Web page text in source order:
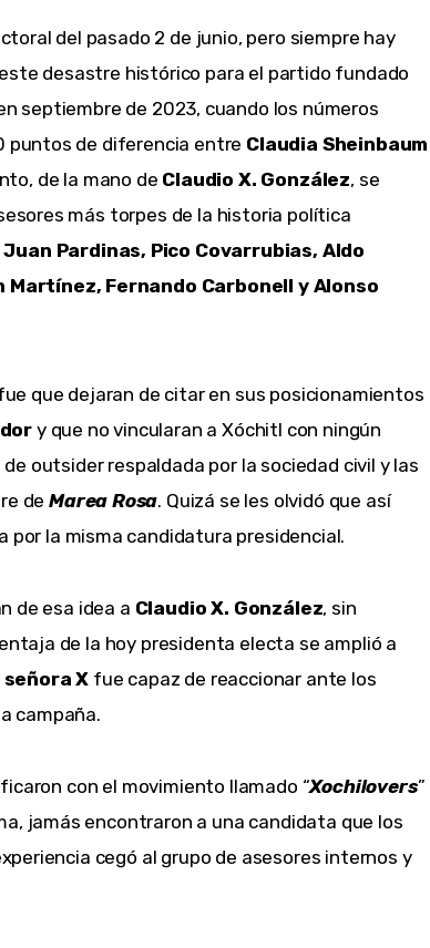
del pasado 2 de junio, pero siempre hay
desastre histórico para el partido fundado
septiembre de 2023, cuando los números
puntos de diferencia entre Claudia Sheinbaum
de la mano de Claudio X. González, se
más torpes de la historia política
Pardinas, Pico Covarrubias, Aldo
Martínez, Fernando Carbonell y Alonso
que dejaran de citar en sus posicionamientos
y que no vincularan a Xóchitl con ningún
outsider respaldada por la sociedad civil y las
de Marea Rosa. Quizá se les olvidó que así
por la misma candidatura presidencial.
de esa idea a Claudio X. González, sin
de la hoy presidenta electa se amplió a
señora X fue capaz de reaccionar ante los
campaña.
con el movimiento llamado “Xochilovers”
jamás encontraron a una candidata que los
cegó al grupo de asesores internos y